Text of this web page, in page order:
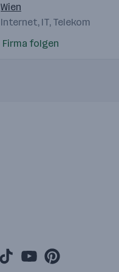
(OeSD)
Wien
Internet, IT, Telekom
Firma folgen